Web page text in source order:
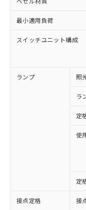
最小適用負荷
スイッチユニット構成
ランプ 照
ラ
定
使
定
接点定格 接
ご利用
※1 対応状
対応済み
非含有に対
対応予定：
有に対応した